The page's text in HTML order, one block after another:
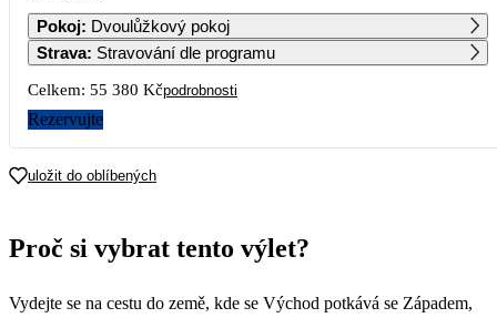
7 8 9 10
21
Pokoj: Dvoulůžkový pokoj
Strava: Stravování dle programu
Celkem: 55 380 Kčpodrobnosti
Rezervujte
uložit do oblíbených
Proč si vybrat tento výlet?
Vydejte se na cestu do země, kde se Východ potkává se Západem,